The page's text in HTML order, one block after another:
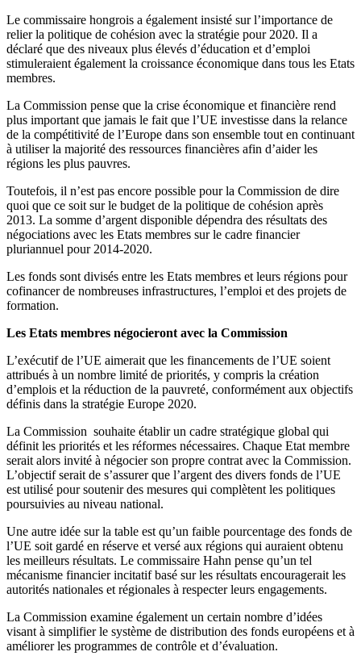
Le commissaire hongrois a également insisté sur l’importance de
relier la politique de cohésion avec la stratégie pour 2020. Il a
déclaré que des niveaux plus élevés d’éducation et d’emploi
stimuleraient également la croissance économique dans tous les Etats
membres.
La Commission pense que la crise économique et financière rend
plus important que jamais le fait que l’UE investisse dans la relance
de la compétitivité de l’Europe dans son ensemble tout en continuant
à utiliser la majorité des ressources financières afin d’aider les
régions les plus pauvres.
Toutefois, il n’est pas encore possible pour la Commission de dire
quoi que ce soit sur le budget de la politique de cohésion après
2013. La somme d’argent disponible dépendra des résultats des
négociations avec les Etats membres sur le cadre financier
pluriannuel pour 2014-2020.
Les fonds sont divisés entre les Etats membres et leurs régions pour
cofinancer de nombreuses infrastructures, l’emploi et des projets de
formation.
Les Etats membres négocieront avec la Commission
L’exécutif de l’UE aimerait que les financements de l’UE soient
attribués à un nombre limité de priorités, y compris la création
d’emplois et la réduction de la pauvreté, conformément aux objectifs
définis dans la stratégie Europe 2020.
La Commission souhaite établir un cadre stratégique global qui
définit les priorités et les réformes nécessaires. Chaque Etat membre
serait alors invité à négocier son propre contrat avec la Commission.
L’objectif serait de s’assurer que l’argent des divers fonds de l’UE
est utilisé pour soutenir des mesures qui complètent les politiques
poursuivies au niveau national.
Une autre idée sur la table est qu’un faible pourcentage des fonds de
l’UE soit gardé en réserve et versé aux régions qui auraient obtenu
les meilleurs résultats. Le commissaire Hahn pense qu’un tel
mécanisme financier incitatif basé sur les résultats encouragerait les
autorités nationales et régionales à respecter leurs engagements.
La Commission examine également un certain nombre d’idées
visant à simplifier le système de distribution des fonds européens et à
améliorer les programmes de contrôle et d’évaluation.